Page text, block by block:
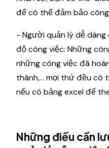
để có thể đảm bảo
- Người quản lý dễ
độ công việc: Những
những công việc đã
thành,... mọi thứ đều có
nếu có bảng excel để
Những điều cần